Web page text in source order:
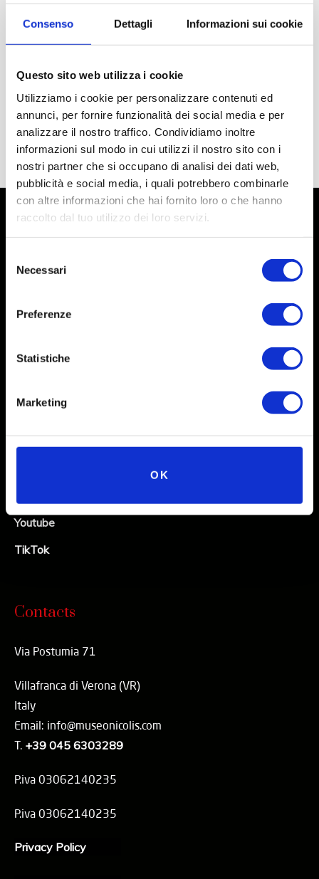
Consenso Dettagli Informazioni sui cookie
Questo sito web utilizza i cookie
Utilizziamo i cookie per personalizzare contenuti ed
annunci, per fornire funzionalità dei social media e per
analizzare il nostro traffico. Condividiamo inoltre
informazioni sul modo in cui utilizzi il nostro sito con i
nostri partner che si occupano di analisi dei dati web,
pubblicità e social media, i quali potrebbero combinarle
con altre informazioni che hai fornito loro o che hanno
raccolto dal tuo utilizzo dei loro servizi.
delNecessari
Preferenze
Statistiche
Marketing
OK
Youtube
TikTok
Contacts
Via Postumia 71
Villafranca di Verona (VR)
Italy
Email: info@museonicolis.com
T. +39 045 6303289
P.iva 03062140235
P.iva 03062140235
Privacy Policy